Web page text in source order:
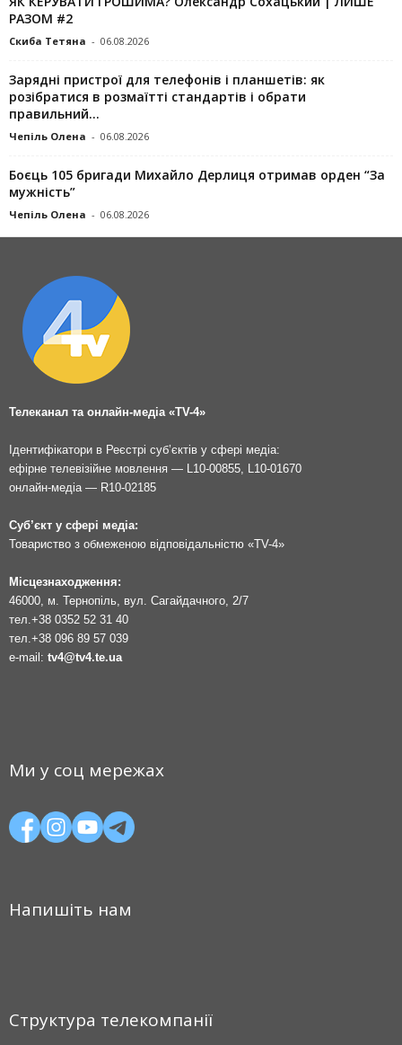
РАЗОМ #2
Скиба Тетяна - 06.08.2026
Зарядні пристрої для телефонів і планшетів: як
розібратися в розмаїтті стандартів і обрати
правильний...
Чепіль Олена - 06.08.2026
Боєць 105 бригади Михайло Дерлиця отримав орден “За
мужність”
Чепіль Олена - 06.08.2026
Телеканал та онлайн-медіа «TV-4»
Ідентифікатори в Реєстрі суб’єктів у сфері медіа:
ефірне телевізійне мовлення — L10-00855, L10-01670
онлайн-медіа — R10-02185
Суб’єкт у сфері медіа:
Товариство з обмеженою відповідальністю «TV-4»
Місцезнаходження:
46000, м. Тернопіль, вул. Сагайдачного, 2/7
тел. +38 0352 52 31 40
тел. +38 096 89 57 039
e-mail: tv4@tv4.te.ua
Ми у соц мережах
Напишіть нам
Структура телекомпанії